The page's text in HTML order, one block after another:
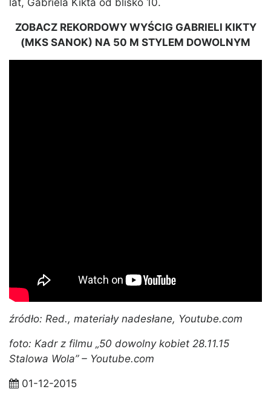
lat, Gabriela Kikta od blisko 10.
ZOBACZ REKORDOWY WYŚCIG GABRIELI KIKTY
(MKS SANOK) NA 50 M STYLEM DOWOLNYM
źródło: Red., materiały nadesłane, Youtube.com
foto: Kadr z filmu „50 dowolny kobiet 28.11.15
Stalowa Wola” – Youtube.com
01-12-2015